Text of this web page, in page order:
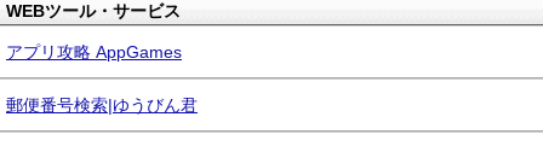
WEBツール・サービス
アプリ攻略 AppGames
郵便番号検索|ゆうびん君